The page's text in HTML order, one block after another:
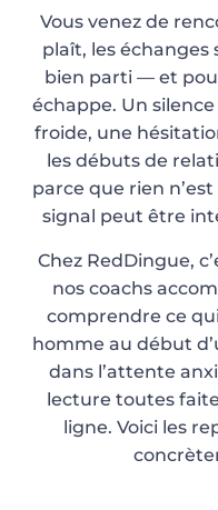
Vous venez de
plaît, les
bien parti — et
échappe. Un
froide, une
les débuts de
parce que rien
signal peut être
Chez RedDingue,
nos coachs
comprendre ce
homme au début
dans l’attente
lecture toutes
ligne. Voici les